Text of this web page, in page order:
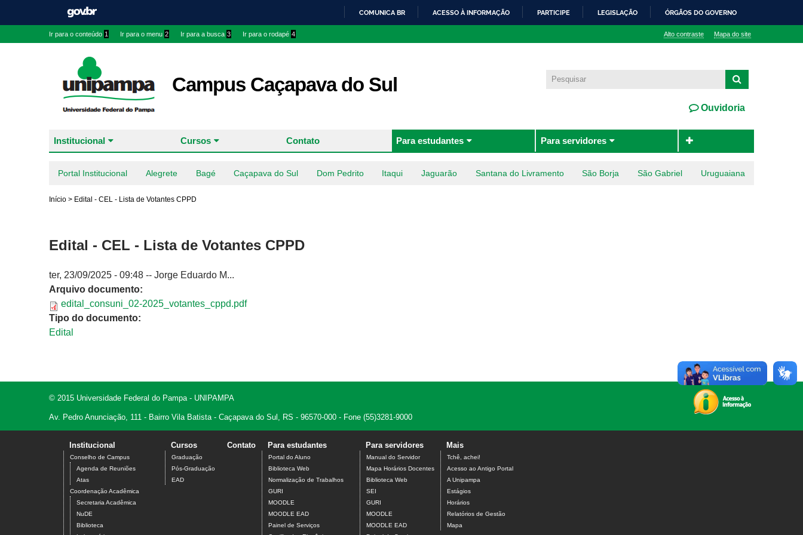
COMUNICA BR ACESSO À INFORMAÇÃO PARTICIPE LEGISLAÇÃO ÓRGÃOS DO GOVERNO
Ir para o conteúdo 1 Ir para o menu 2 Ir para a busca 3 Ir para o rodapé 4 Alto contraste Mapa do site
Campus Caçapava do Sul
Ouvidoria
Institucional Cursos Contato Para estudantes Para servidores
Portal Institucional Alegrete Bagé Caçapava do Sul Dom Pedrito Itaqui Jaguarão Santana do Livramento São Borja São Gabriel Uruguaiana
Início > Edital - CEL - Lista de Votantes CPPD
Edital - CEL - Lista de Votantes CPPD
ter, 23/09/2025 - 09:48 -- Jorge Eduardo M...
Arquivo documento:
edital_consuni_02-2025_votantes_cppd.pdf
Tipo do documento:
Edital
© 2015 Universidade Federal do Pampa - UNIPAMPA
Av. Pedro Anunciação, 111 - Bairro Vila Batista - Caçapava do Sul, RS - 96570-000 - Fone (55)3281-9000
Institucional
Conselho de Campus
Agenda de Reuniões
Atas
Coordenação Acadêmica
Secretaria Acadêmica
NuDE
Biblioteca
Cursos
Graduação
Pós-Graduação
EAD
Contato Para estudantes
Portal do Aluno
Biblioteca Web
Normalização de Trabalhos
GURI
MOODLE
MOODLE EAD
Painel de Serviços
Para servidores
Manual do Servidor
Mapa Horários Docentes
Biblioteca Web
SEI
GURI
MOODLE
MOODLE EAD
Mais
Tchê, achei!
Acesso ao Antigo Portal
A Unipampa
Estágios
Horários
Relatórios de Gestão
Mapa